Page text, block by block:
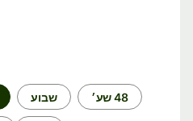
48 שע׳ שבוע